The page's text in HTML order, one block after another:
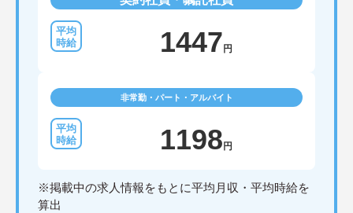
1447 円
非常勤・パート・アルバイト
1198 円
※掲載中の求人情報をもとに平均月収・平均時給を
算出